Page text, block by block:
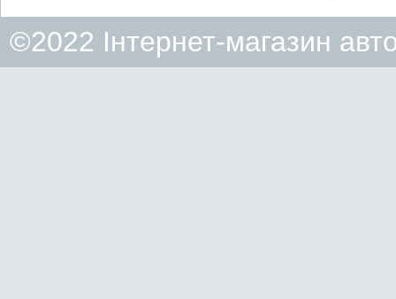
©2022 Інтернет-магазин